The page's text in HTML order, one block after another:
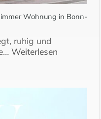
Wohnung in Bonn-
ruhig und
Weiterlesen